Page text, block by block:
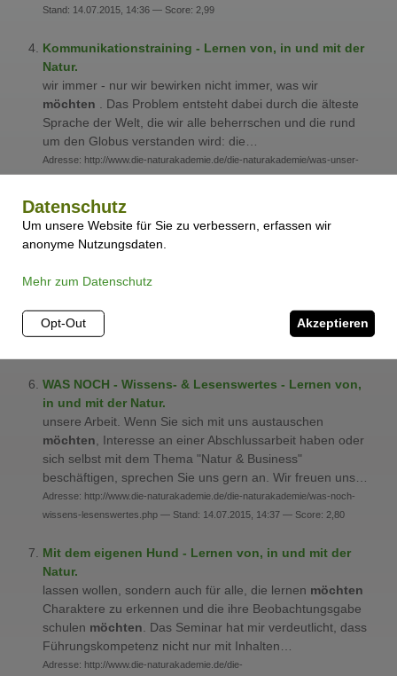
Stand: 14.07.2015, 14:36 — Score: 2,99
Kommunikationstraining - Lernen von, in und mit der
Natur.
wir immer - nur wir bewirken nicht immer, was wir
möchten . Das Problem entsteht dabei durch die älteste
Sprache der Welt, die wir alle beherrschen und die rund
um den Globus verstanden wird: die…
Adresse: http://www.die-naturakademie.de/die-naturakademie/was-unser-
angebot/seminare-workshops/kommunikationstraining.php — Stand:
Vorträge & Events - Lernen von, in und mit der Natur.
bringt das? Wie geht das? Vorträge & Events Sie
eine persönliche Erfahrung macht, sondern dass alle
Führungskräfte Ihres Unternehmens oder gleich die…
Adresse: http://www.die-naturakademie.de/die-naturakademie/was-unser-
WAS NOCH - Wissens- & Lesenswertes - Lernen von,
in und mit der Natur.
unsere Arbeit. Wenn Sie sich mit uns austauschen
möchten , Interesse an einer Abschlussarbeit haben oder
sich selbst mit dem Thema "Natur & Business"
beschäftigen, sprechen Sie uns gern an. Wir freuen uns…
Adresse: http://www.die-naturakademie.de/die-naturakademie/was-noch-
wissens-lesenswertes.php — Stand: 14.07.2015, 14:37 — Score: 2,80
Mit dem eigenen Hund - Lernen von, in und mit der
Natur.
lassen wollen, sondern auch für alle, die lernen möchten
Charaktere zu erkennen und die ihre Beobachtungsgabe
schulen möchten . Das Seminar hat mir verdeutlicht, dass
Führungskompetenz nicht nur mit Inhalten…
Adresse: http://www.die-naturakademie.de/die-
Datenschutz
Um unsere Website für Sie zu verbessern, erfassen wir
anonyme Nutzungsdaten.
Mehr zum Datenschutz
Opt-Out Akzeptieren